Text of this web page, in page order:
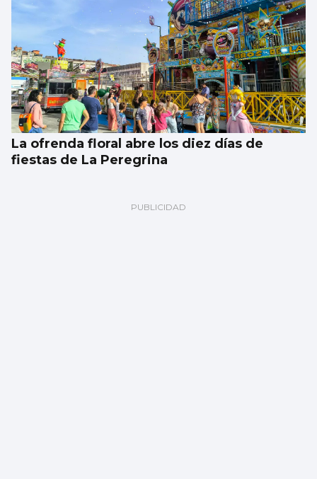
La ofrenda floral abre los diez días de
fiestas de La Peregrina